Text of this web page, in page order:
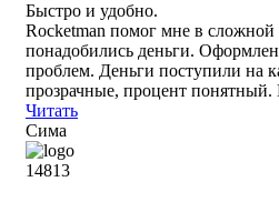
Быстро и удобно.
Rocketman помог мне в сложной
понадобились деньги.
проблем. Деньги поступили на
прозрачные, процент понятный.
Читать
Сима